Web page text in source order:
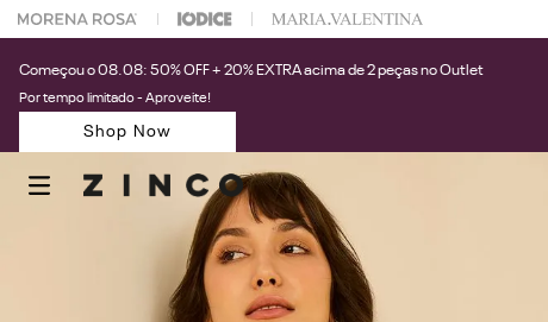
na sua 1° compra usando o cupom: PRIMEIRAZIN
Começou o 08.08: 50% OFF + 20% EXTRA acima de 2 peças no Outlet
Por tempo limitado - Aproveite!
Shop Now